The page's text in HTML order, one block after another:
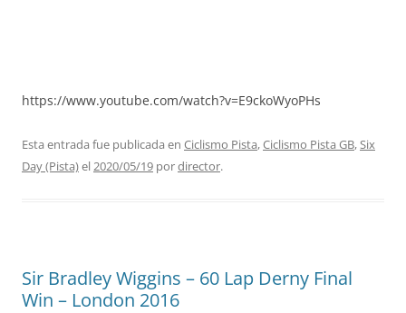
https://www.youtube.com/watch?v=E9ckoWyoPHs
Esta entrada fue publicada en Ciclismo Pista,Ciclismo Pista GB,Six
Day (Pista)el2020/05/19 pordirector.
Sir Bradley Wiggins – 60 Lap Derny Final
Win – London 2016